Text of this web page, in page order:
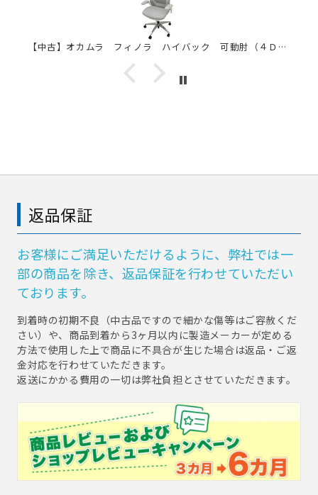
返品保証
お客様にご満足いただけるように、弊社では一
部の商品を除き、返品保証を行わせていただい
ております。
到着時の初期不良（中古品ですので細かな傷等はご容赦くだ
さい）や、商品到着から3ヶ月以内に製造メーカーが定める
方法で使用した上で商品に不具合が生じた場合は返品・ご返
金対応を行わせていただきます。
返送にかかる費用の一切は弊社負担とさせていただきます。